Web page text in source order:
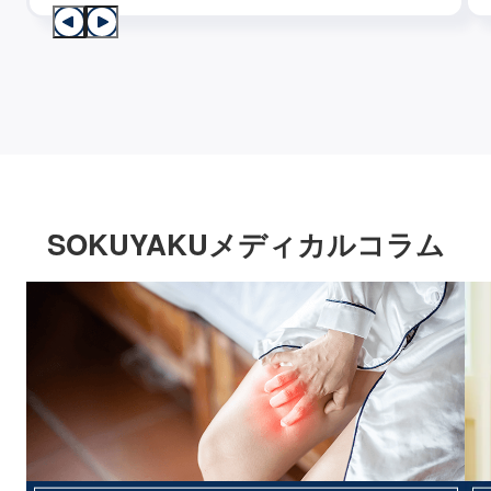
SOKUYAKUメディカルコラム